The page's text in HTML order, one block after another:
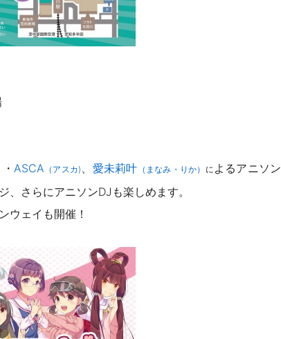
ASCA （アスカ) 、 愛未莉叶 （まなみ・りか） に よるアニソン
、さらにアニソンDJも楽しめます。
ウェイも開催！